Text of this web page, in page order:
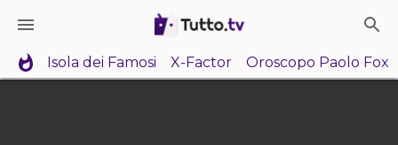
Isola dei Famosi X-Factor Oroscopo Paolo Fox